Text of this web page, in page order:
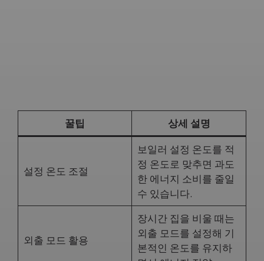
꿀팁 상세 설명
설정 온도 조절
보일러 설정 온도를 적
정 온도로 맞추면 과도
한 에너지 소비를 줄일
수 있습니다.
외출 모드 활용
장시간 집을 비울 때는
외출 모드를 설정해 기
본적인 온도를 유지하